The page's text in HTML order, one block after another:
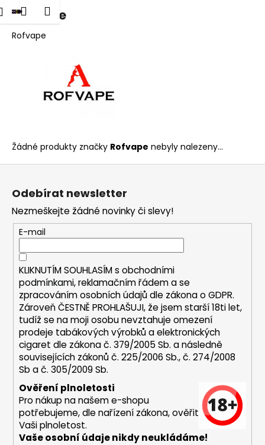
Přejít
na
obsah
Přihlášení
Nákupní
košík
Menu
Rofvape
Rofvape
Žádné produkty značky Rofvape nebyly nalezeny...
K
o
ř
u
j
e
e
n
a
?
HLEDAT
Odebírat newsletter
Nezmeškejte žádné novinky či slevy!
E-mail
KLIKNUTÍM SOUHLASÍM s obchodními
podmínkami,reklamačním řádem a se
zpracováním osobních údajů dle zákona oGDPR.
Zároveň ČESTNĚ PROHLAŠUJI, že jsem starší 18ti let,
tudíž se na moji osobu nevztahuje omezení
prodeje tabákových výrobků a elektronických
cigaret dle zákona č. 379/2005 Sb. a následně
souvisejících zákonů č. 225/2006 Sb., č. 274/2008
Sb a č. 305/2009 Sb.
Ověření plnoletosti
Pro nákup na našem e-shopu
potřebujeme, dle nařízení zákona, ověřit
Vaši plnoletost.
Vaše osobní údaje nikdy neukládáme!